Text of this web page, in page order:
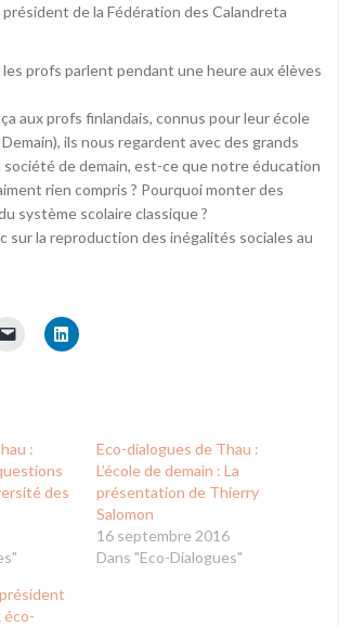
président de la Fédération des Calandreta
les profs parlent pendant une heure aux élèves
aux profs finlandais, connus pour leur école
ils nous regardent avec des grands
société de demain, est-ce que notre éducation
rien compris ? Pourquoi monter des
système scolaire classique ?
sur la reproduction des inégalités sociales au
:
des
Eco-dialogues de Thau :
L’école de demain : La
présentation de Thierry
Salomon
16 septembre 2016
Dans "Eco-Dialogues"
éco-